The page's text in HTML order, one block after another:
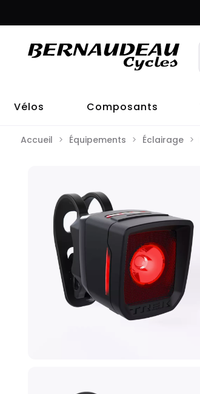
Vélos Composants
Accueil Équipements Éclairage